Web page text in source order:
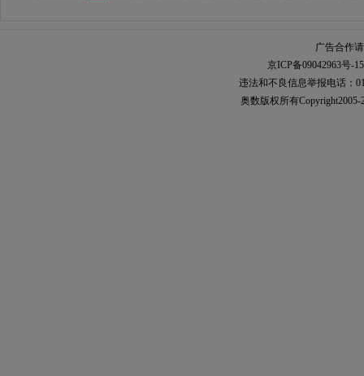
广告合作
京ICP备09042963号-15
违法和不良信息举报电话：
奥数 版权所有Copyright2005-